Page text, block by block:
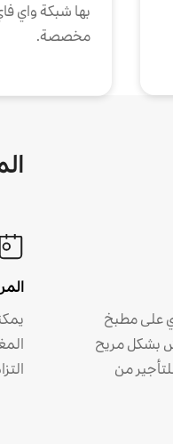
بها شبكة واي
مخصصة.
على مطبخ
بشكل مريح
من